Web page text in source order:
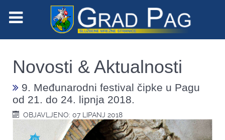
Novosti & Aktualnosti
9. Međunarodni festival čipke u Pagu
od 21. do 24. lipnja 2018.
OBJAVLJENO: 07 LIPANJ 2018